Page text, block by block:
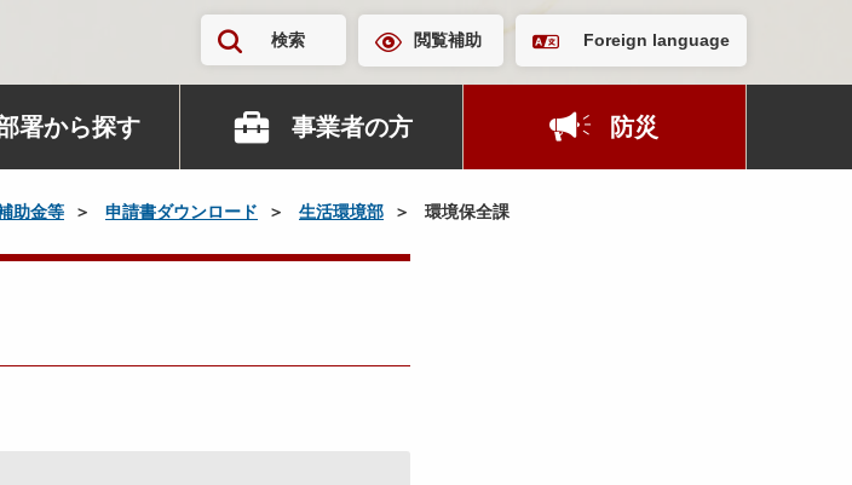
検索 閲覧補助 Foreign language
署から探す 事業者の方 防災
助金等 申請書ダウンロード 生活環境部 環境保全課